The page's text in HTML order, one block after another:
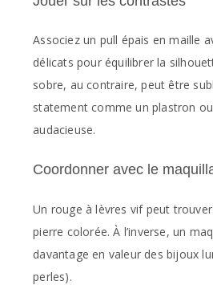
Associez un pull épais en maille
délicats pour équilibrer la
sobre, au contraire, peut être
statement comme un plastron
audacieuse.
Coordonner avec le
Un rouge à lèvres vif peut
pierre colorée. À l’inverse, un
davantage en valeur des bijoux
perles).